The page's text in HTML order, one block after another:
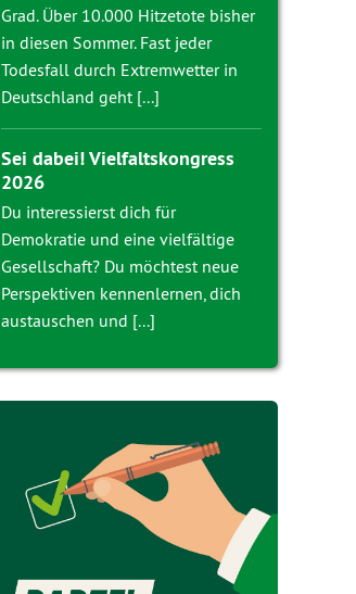
Grad. Über 10.000 Hitzetote bisher
in diesen Sommer. Fast jeder
Todesfall durch Extremwetter in
Deutschland geht [...]
Sei dabei! Vielfaltskongress
2026
Du interessierst dich für
Demokratie und eine vielfältige
Gesellschaft? Du möchtest neue
Perspektiven kennenlernen, dich
austauschen und [...]